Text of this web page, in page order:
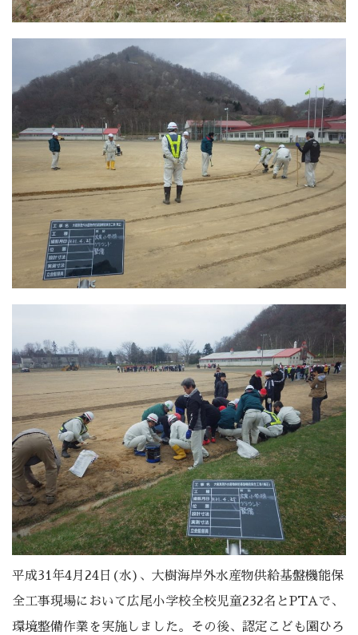
平成31年4月24日(水)、大樹海岸外水産物供給基盤機能保
全工事現場において広尾小学校全校児童232名とPTAで、
環境整備作業を実施しました。その後、認定こども園ひろ